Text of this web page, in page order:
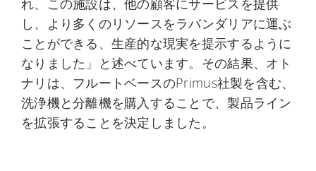
し、より多くのリソースをラバンダリアに運ぶ
ことができる、生産的な現実を提示するように
なりました」と述べています。その結果、オト
ナリは、フルートベースのPrimus社製を含む、
洗浄機と分離機を購入することで、製品ライン
を拡張することを決定しました。